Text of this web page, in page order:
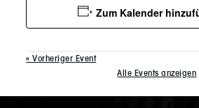
Zum Kalender
« Vorheriger Event
Alle Events anzeigen